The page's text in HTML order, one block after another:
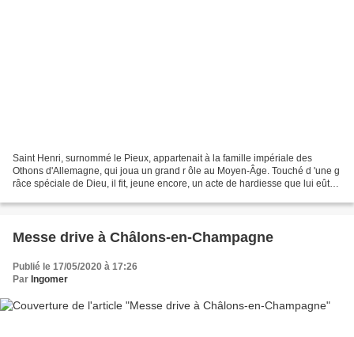
Saint Henri, surnommé le Pieux, appartenait à la famille impériale des
Othons d'Allemagne, qui joua un grand r ôle au Moyen-Âge. Touché d 'une g
râce spéciale de Dieu, il fit, jeune encore, un acte de hardiesse que lui eût
Messe drive à Châlons-en-Champagne
Publié le 17/05/2020 à 17:26
Par Ingomer